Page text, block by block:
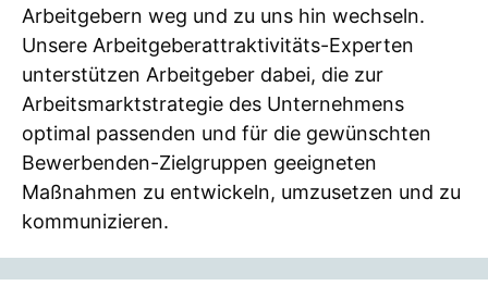
Arbeitgebern weg und zu uns hin wechseln.
Unsere Arbeitgeberattraktivitäts-Experten
unterstützen Arbeitgeber dabei, die zur
Arbeitsmarktstrategie des Unternehmens
optimal passenden und für die gewünschten
Bewerbenden-Zielgruppen geeigneten
Maßnahmen zu entwickeln, umzusetzen und zu
kommunizieren.